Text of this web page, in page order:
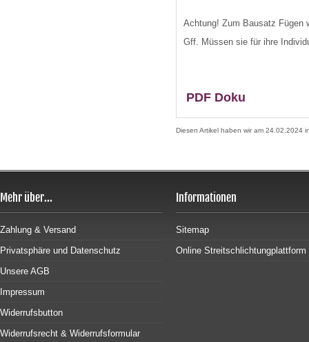
Achtung! Zum Bausatz Fügen
Gff. Müssen sie für ihre
PDF Doku
Diesen Artikel haben wir am 24.02.2024
Mehr über...
Zahlung & Versand
Privatsphäre und Datenschutz
Unsere AGB
Impressum
Widerrufsbutton
Widerrufsrecht & Widerrufsformular
Informationen
Sitemap
Online Streitschlichtungplattform